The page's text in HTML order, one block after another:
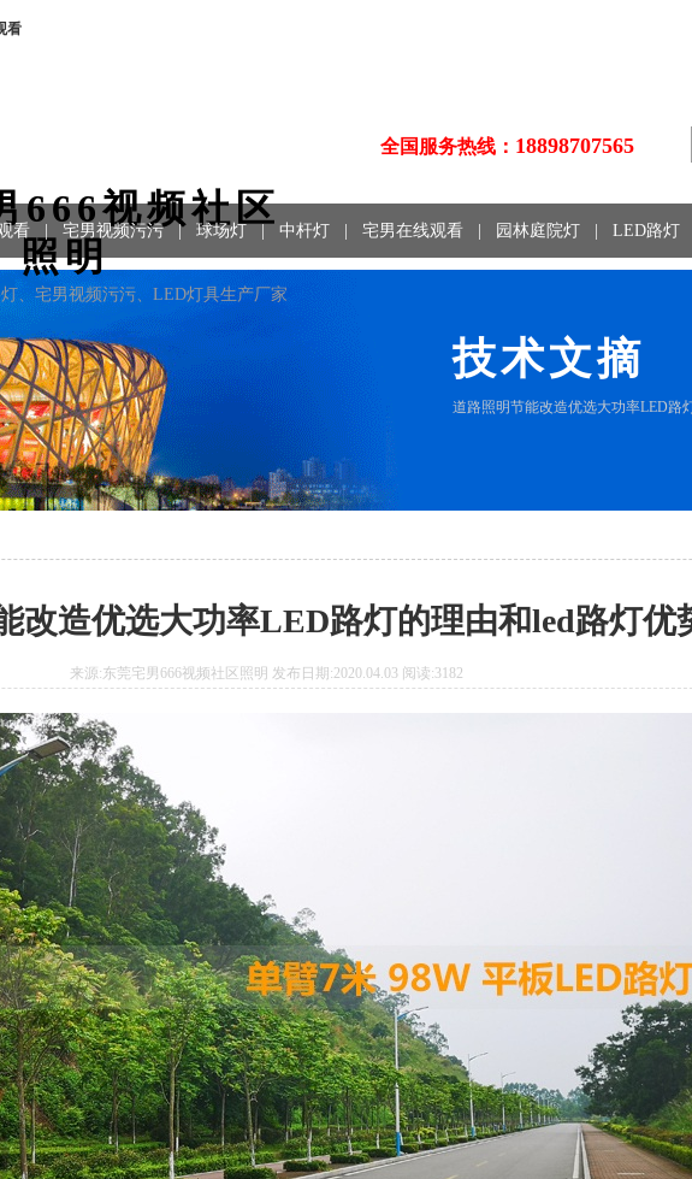
看
666视频社区
照明
、宅男视频污污、LED灯具生产厂家
全国服务热线： 18898707565
看 宅男视频污污 | 球场灯 中杆灯 宅男在线观看 园林庭院灯 LED路灯
技术文摘
道路照明节能改造优选大功率LED路
改造优选大功率LED路灯的理由和led路灯优
来源:东莞宅男666视频社区照明 发布日期:2020.04.03 阅读:3182